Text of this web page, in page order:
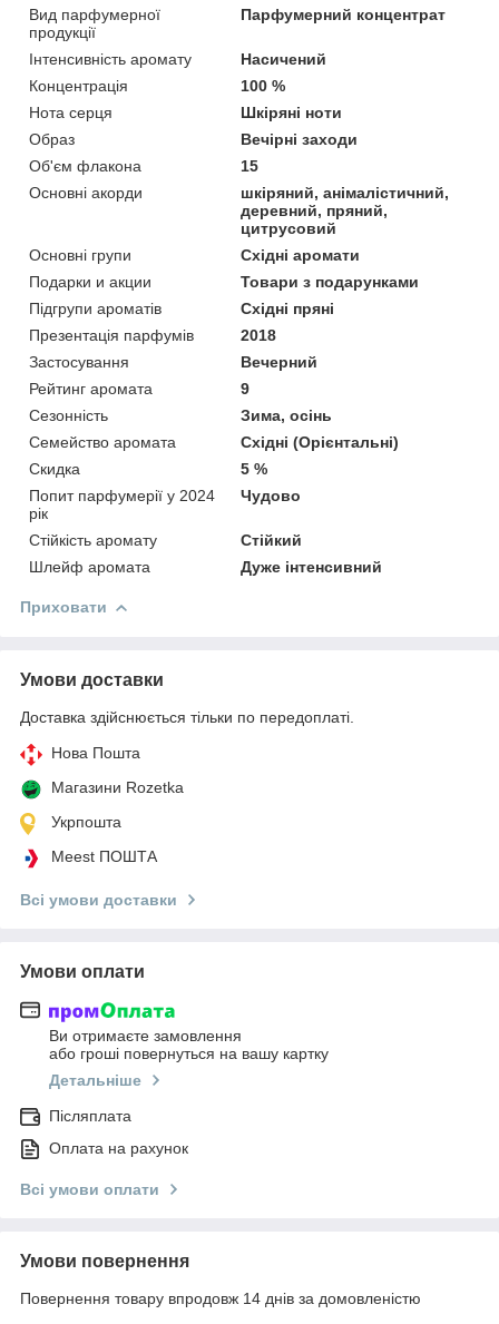
Вид парфумерної
продукції
Парфумерний концентрат
Інтенсивність аромату
Насичений
Концентрація
100 %
Нота серця
Шкіряні ноти
Образ
Вечірні заходи
Об'єм флакона
15
Основні акорди
шкіряний, анімалістичний,
деревний, пряний,
цитрусовий
Основні групи
Східні аромати
Подарки и акции
Товари з подарунками
Підгрупи ароматів
Східні пряні
Презентація парфумів
2018
Застосування
Вечерний
Рейтинг аромата
9
Сезонність
Зима, осінь
Семейство аромата
Східні (Орієнтальні)
Скидка
5 %
Попит парфумерії у 2024
рік
Чудово
Стійкість аромату
Стійкий
Шлейф аромата
Дуже інтенсивний
Приховати
Умови доставки
Доставка здійснюється тільки по передоплаті.
Нова Пошта
Магазини Rozetka
Укрпошта
Meest ПОШТА
Всі умови доставки
Умови оплати
Ви отримаєте замовлення
або гроші повернуться на вашу картку
Детальніше
Післяплата
Оплата на рахунок
Всі умови оплати
Умови повернення
Повернення товару впродовж 14 днів за домовленістю